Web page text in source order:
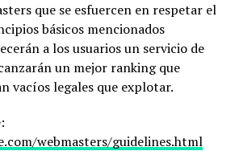
que se esfuercen en respetar el
básicos mencionados
a los usuarios un servicio de
un mejor ranking que
vacíos legales que explotar.
webmasters/guidelines.html